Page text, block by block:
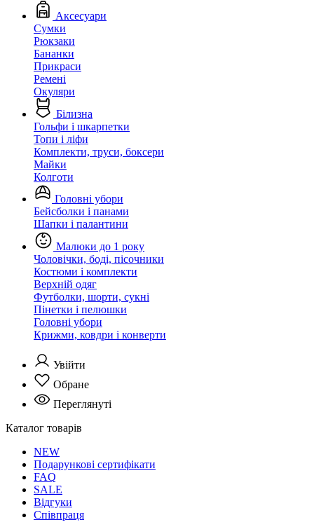
Аксесуари
Сумки
Рюкзаки
Бананки
Прикраси
Ремені
Окуляри
Білизна
Гольфи і шкарпетки
Топи і ліфи
Комплекти, труси, боксери
Майки
Колготи
Головні убори
Бейсболки і панами
Шапки і палантини
Малюки до 1 року
Чоловічки, боді, пісочники
Костюми і комплекти
Верхній одяг
Футболки, шорти, сукні
Пінетки і пелюшки
Головні убори
Крижми, ковдри і конверти
Увійти
Обране
Переглянуті
Каталог товарів
NEW
Подарункові сертифікати
FAQ
SALE
Відгуки
Співпраця